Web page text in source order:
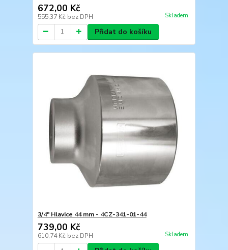
672,00 Kč
555,37 Kč bez DPH Skladem
Přidat do košíku
3/4" Hlavice 44 mm - 4CZ-341-01-44
739,00 Kč
610,74 Kč bez DPH Skladem